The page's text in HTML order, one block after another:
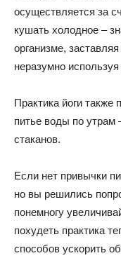
осуществляется за
кушать холодное –
организме,
неразумно используя
Практика йоги также
питье воды по утрам
стаканов.
Если нет привычки
но вы решились
понемногу
похудеть практика
способов ускорить